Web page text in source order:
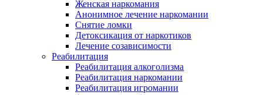
Женская наркомания
Анонимное лечение наркомании
Снятие ломки
Детоксикация от наркотиков
Лечение созависимости
Реабилитация
Реабилитация алкоголизма
Реабилитация наркомании
Реабилитация игромании